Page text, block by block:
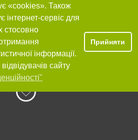
«cookies». Також
інтернет-сервіс для
стосовно
інформації.
сайту
Прийняти